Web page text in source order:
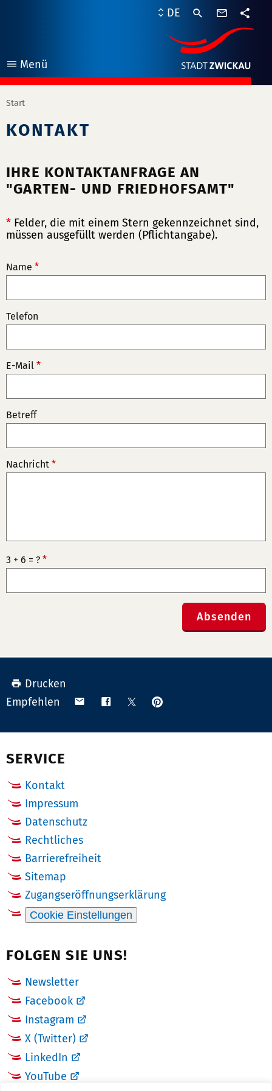
Menü
öffnen
DE
Start
KONTAKT
IHRE KONTAKTANFRAGE AN
"GARTEN- UND FRIEDHOFSAMT"
* Felder, die mit einem Stern gekennzeichnet sind,
müssen ausgefüllt werden (Pflichtangabe).
Name *
Telefon
E-Mail *
Betreff
Nachricht *
3 + 6 = ? *
Absenden
Drucken
Empfehlen
Teilen Teilen TeilenAnpinnen
SERVICE
Kontakt
Impressum
Datenschutz
Rechtliches
Barrierefreiheit
Sitemap
Zugangseröffnungserklärung
Cookie Einstellungen
FOLGEN SIE UNS!
Newsletter
Facebook
Instagram
X (Twitter)
LinkedIn
YouTube